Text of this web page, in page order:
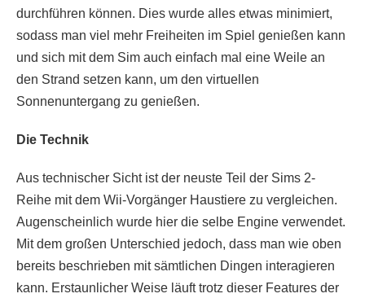
durchführen können. Dies wurde alles etwas minimiert,
sodass man viel mehr Freiheiten im Spiel genießen kann
und sich mit dem Sim auch einfach mal eine Weile an
den Strand setzen kann, um den virtuellen
Sonnenuntergang zu genießen.
Die Technik
Aus technischer Sicht ist der neuste Teil der Sims 2-
Reihe mit dem Wii-Vorgänger Haustiere zu vergleichen.
Augenscheinlich wurde hier die selbe Engine verwendet.
Mit dem großen Unterschied jedoch, dass man wie oben
bereits beschrieben mit sämtlichen Dingen interagieren
kann. Erstaunlicher Weise läuft trotz dieser Features der